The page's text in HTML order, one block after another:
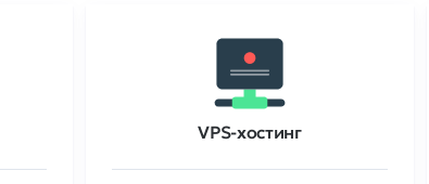
VPS-хостинг